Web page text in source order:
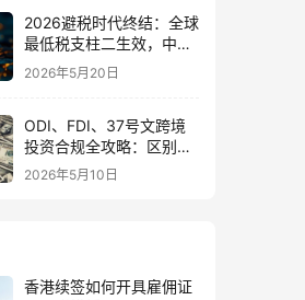
2026避税时代终结：全球
最低税支柱二生效，中国
企业家海外公司合规3大
2026年5月20日
ODI、FDI、37号文跨境
投资合规全攻略：区别、
备案流程与政策详解（附
2026年5月10日
香港续签如何开具雇佣证